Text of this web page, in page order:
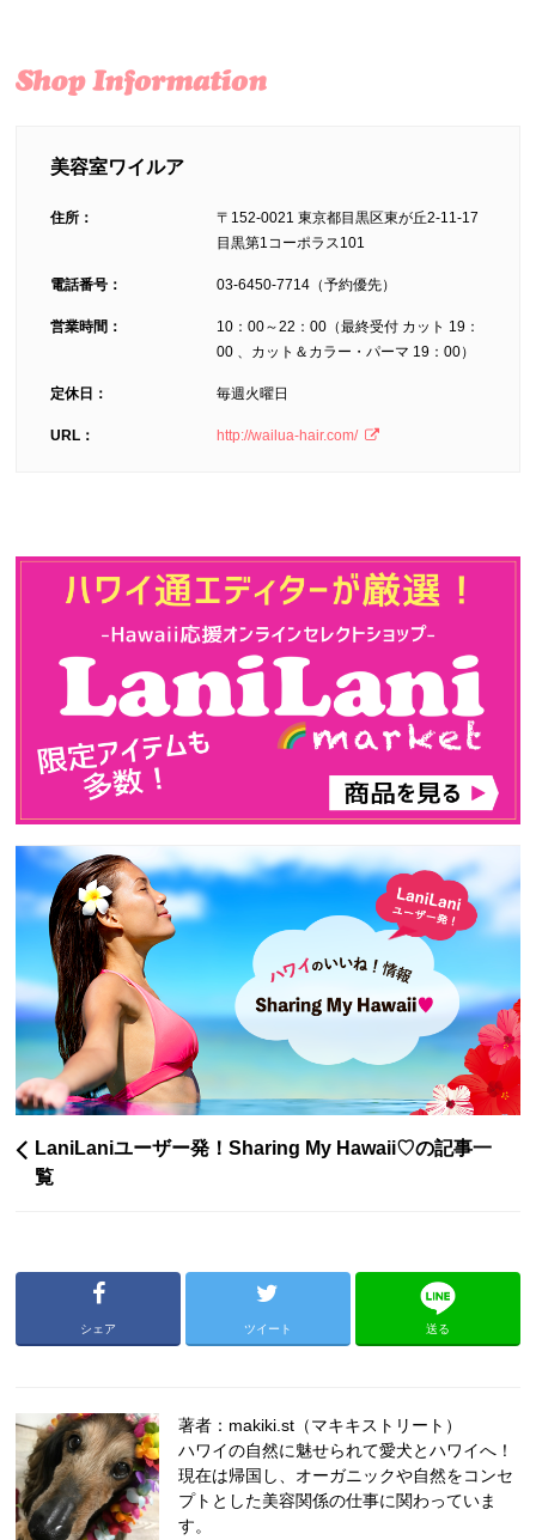
を見る
見る
Plusを
美容室ワイルア
住所：
〒152-0021 東京都目黒区東が丘2-11-17
目黒第1コーポラス101
電話番号： 03-6450-7714（予約優先）
営業時間：
10：00～22：00（最終受付 カット 19：
00 、カット＆カラー・パーマ 19：00）
定休日： 毎週火曜日
URL： http://wailua-hair.com/
LaniLaniユーザー発！Sharing My Hawaii♡の記事一
覧
シェア ツイート 送る
著者：makiki.st（マキキストリート）
ハワイの自然に魅せられて愛犬とハワイへ！
現在は帰国し、オーガニックや自然をコンセ
プトとした美容関係の仕事に関わっていま
す。